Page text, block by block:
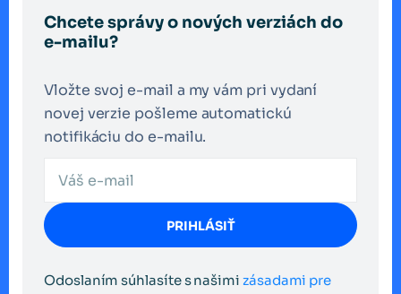
Chcete správy o nových verziách do
e-mailu?
Vložte svoj e-mail a my vám pri vydaní
novej verzie pošleme automatickú
notifikáciu do e-mailu.
PRIHLÁSIŤ
Odoslaním súhlasíte s našimi zásadami pre